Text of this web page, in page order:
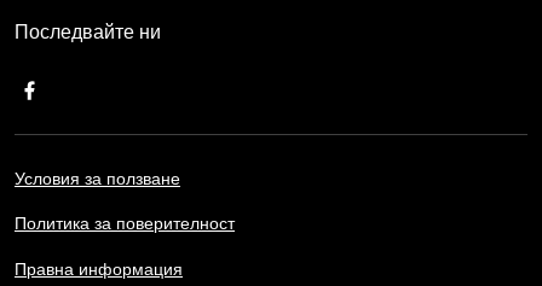
Последвайте ни
Условия за ползване
Политика за поверителност
Правна информация